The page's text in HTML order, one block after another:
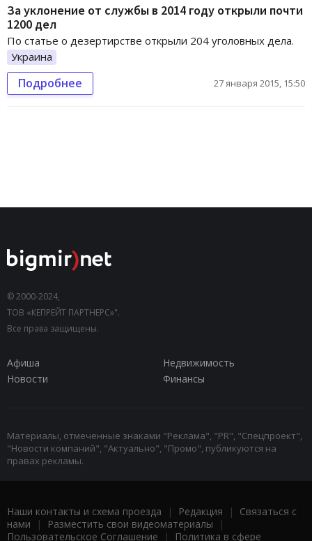
За уклонение от службы в 2014 году открыли почти
1200 дел
По статье о дезертирстве открыли 204 уголовных дела.
Украина
Подробнее 27 января 2015, 15:50
© 2000-2024,
ТОВ «КЕПРЕЙТ ПАРТНЕРС»".
Все права защищены.
Афиша
Недвижимость
Новости
Финансы
Материалы, отмеченные знаками "Реклама", "PR", "Спецпроект",
"Новости компаний", "Актуально", "Промо", публикуются на
правах рекламы.
Наши контакты и схема проезда | Редакция | Связаться с
нами | Разместить свои видеоматериалы |
Пользовательское Соглашение | Политика в сфере